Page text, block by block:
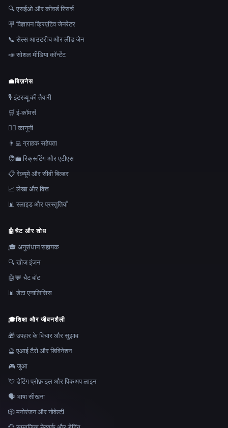
🔍 एसईओ और कीवर्ड रिसर्च
🪧 विज्ञापन क्रिएटिव जेनरेटर
📞 सेल्स आउटरीच और लीड जेन
📣 सोशल मीडिया कॉन्टेंट
💼बिज़नेस
🎙️ इंटरव्यू की तैयारी
🛒 ई-कॉमर्स
👩‍⚖️ कानूनी
👨‍💻 ग्राहक सहेयता
🧑‍💼 रिक्रूटिंग और एटीएस
📋 रेज़्यूमे और सीवी बिल्डर
📈 लेखा और वित्त
📊 स्लाइड और प्रस्तुतियाँ
🤖चैट और शोध
🎓 अनुसंधान सहायक
🔍 खोज इंजन
🤖💬 चैट बॉट
📊 डेटा एनालिसिस
🎓शिक्षा और जीवनशैली
🎁 उपहार के विचार और सुझाव
🔮 एआई टैरो और डिविनेशन
🎮 जुआ
💘 डेटिंग प्रोफ़ाइल और पिकअप लाइन
🗣️ भाषा सीखना
🎲 मनोरंजन और नोवेल्टी